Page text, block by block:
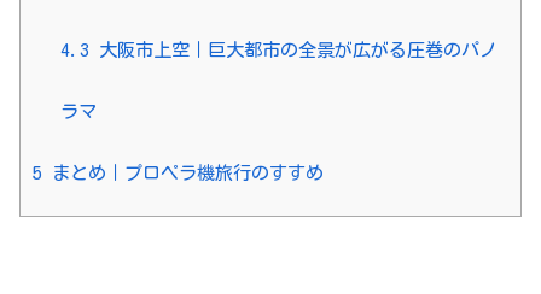
4.3 大阪市上空｜巨大都市の全景が広がる圧巻のパノ
ラマ
5 まとめ｜プロペラ機旅行のすすめ